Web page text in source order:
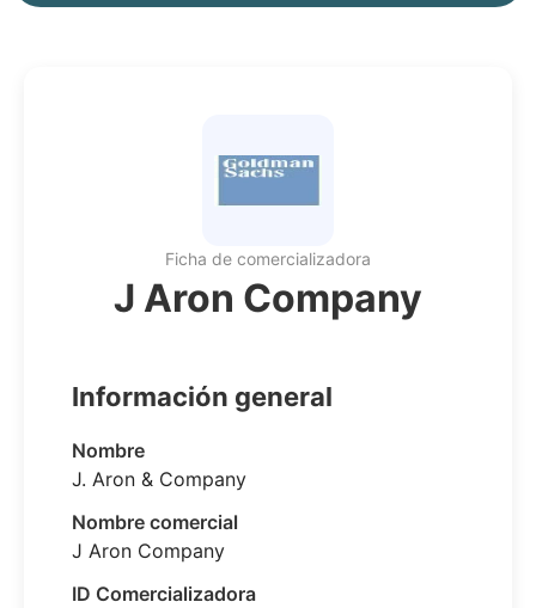
Ficha de comercializadora
J Aron Company
Información general
Nombre
J. Aron & Company
Nombre comercial
J Aron Company
ID Comercializadora